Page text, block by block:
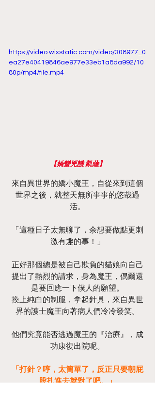
https://video.wixstatic.com/video/308977_0
ea27e40419846ae977e33eb1a8da992/10
80p/mp4/file.mp4
【嬌蠻兇護 凱薩】
來自異世界的嬌小魔王，自從來到這個
世界之後，就整天無所事事的悠哉過
活。
「這種日子太無聊了，余想要做點更刺
激有趣的事！」
正好那個總是被自己欺負的貓娘向自己
提出了熱烈的請求，身為魔王，偶爾還
是要回應一下僕人的願望。
換上純白的制服，拿起針具，來自異世
界的護士魔王向著病人們冷冷發笑。
他們究竟能否逃過魔王的『治療』，成
功康復出院呢。
「打針？哼，太簡單了，反正只要朝屁
股扎進去就對了吧。」